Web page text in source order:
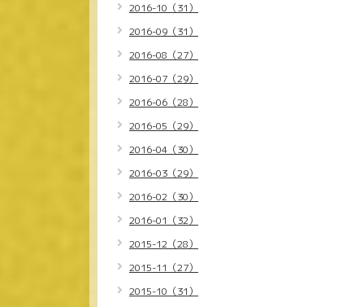
2016-10（31）
2016-09（31）
2016-08（27）
2016-07（29）
2016-06（28）
2016-05（29）
2016-04（30）
2016-03（29）
2016-02（30）
2016-01（32）
2015-12（28）
2015-11（27）
2015-10（31）